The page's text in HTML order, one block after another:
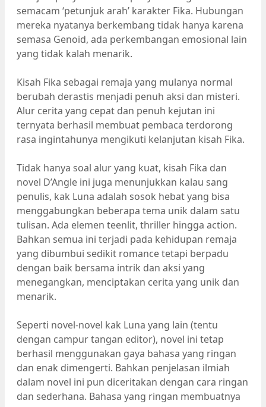
semacam ‘petunjuk arah’ karakter Fika. Hubungan
mereka nyatanya berkembang tidak hanya karena
semasa Genoid, ada perkembangan emosional lain
yang tidak kalah menarik.
Kisah Fika sebagai remaja yang mulanya normal
berubah derastis menjadi penuh aksi dan misteri.
Alur cerita yang cepat dan penuh kejutan ini
ternyata berhasil membuat pembaca terdorong
rasa ingintahunya mengikuti kelanjutan kisah Fika.
Tidak hanya soal alur yang kuat, kisah Fika dan
novel D’Angle ini juga menunjukkan kalau sang
penulis, kak Luna adalah sosok hebat yang bisa
menggabungkan beberapa tema unik dalam satu
tulisan. Ada elemen teenlit, thriller hingga action.
Bahkan semua ini terjadi pada kehidupan remaja
yang dibumbui sedikit romance tetapi berpadu
dengan baik bersama intrik dan aksi yang
menegangkan, menciptakan cerita yang unik dan
menarik.
Seperti novel-novel kak Luna yang lain (tentu
dengan campur tangan editor), novel ini tetap
berhasil menggunakan gaya bahasa yang ringan
dan enak dimengerti. Bahkan penjelasan ilmiah
dalam novel ini pun diceritakan dengan cara ringan
dan sederhana. Bahasa yang ringan membuatnya